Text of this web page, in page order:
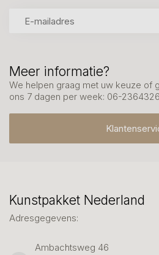
Meer informatie?
We helpen graag met uw keuze of
ons 7 dagen per week: 06-
Kunstpakket Nederland
Adresgegevens:
Ambachtsweg 46